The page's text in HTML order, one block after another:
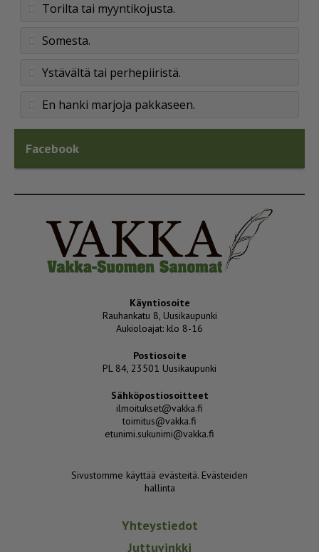
Torilta tai myyntikojusta.
Somesta.
Ystävältä tai perhepiiristä.
En hanki marjoja pakkaseen.
Facebook
Käyntiosoite
Rauhankatu 8, Uusikaupunki
Aukioloajat: klo 8-16
Postiosoite
PL 84, 23501 Uusikaupunki
Sähköpostiosoitteet
ilmoitukset@vakka.fi
toimitus@vakka.fi
etunimi.sukunimi@vakka.fi
Sivustomme käyttää evästeitä. Evästeiden
hallinta
Yhteystiedot
Juttuvinkki